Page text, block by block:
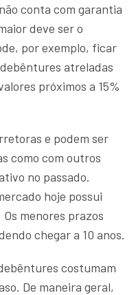
conta com garantia
deve ser o
por exemplo, ficar
atreladas
próximos a 15%
e podem ser
como com outros
no passado.
hoje possui
menores prazos
chegar a 10 anos.
costumam
De maneira geral,